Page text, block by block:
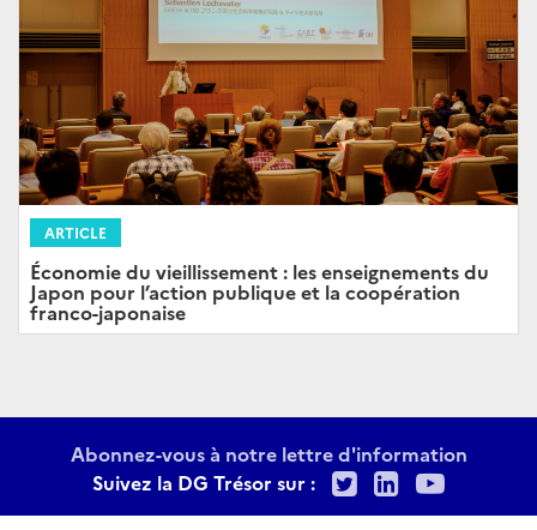
ARTICLE
Économie du vieillissement : les enseignements du
Japon pour l’action publique et la coopération
franco-japonaise
Abonnez-vous à notre lettre d'information
Suivez la DG Trésor sur :
TwitterLinkedIn